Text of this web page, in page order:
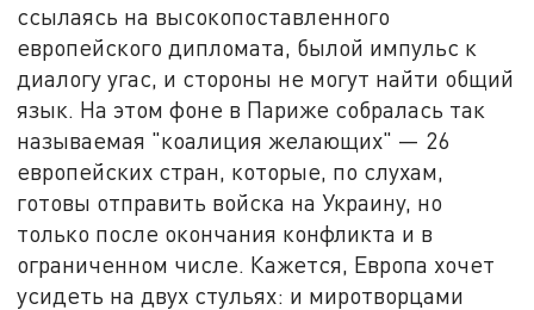
ссылаясь на высокопоставленного
европейского дипломата, былой импульс к
диалогу угас, и стороны не могут найти общий
язык. На этом фоне в Париже собралась так
называемая "коалиция желающих" — 26
европейских стран, которые, по слухам,
готовы отправить войска на Украину, но
только после окончания конфликта и в
ограниченном числе. Кажется, Европа хочет
усидеть на двух стульях: и миротворцами